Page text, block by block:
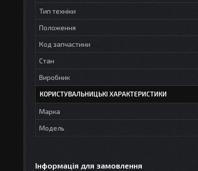
Тип техніки
Положення
Код запчастини
Стан
Виробник
КОРИСТУВАЛЬНИЦЬКІ ХАРАКТЕРИСТИКИ
Марка
Модель
Інформація для замовлення